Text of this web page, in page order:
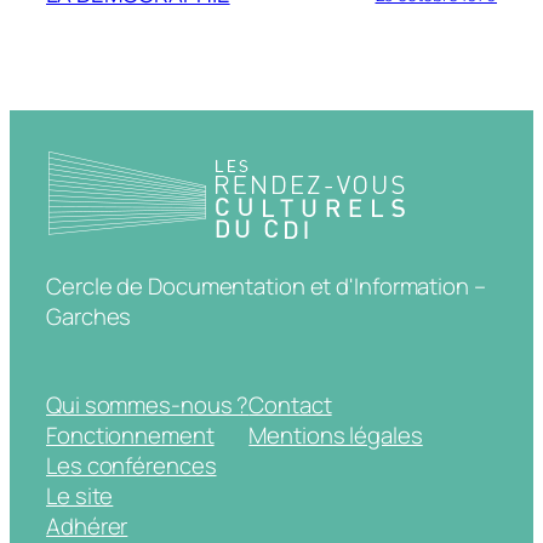
Cercle de Documentation et d'Information –
Garches
Qui sommes-nous ?
Fonctionnement
Les conférences
Le site
Adhérer
Contact
Mentions légales